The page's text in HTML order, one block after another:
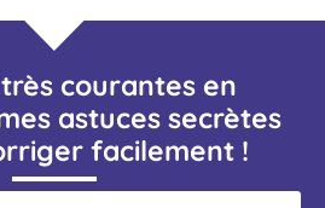
courantes en
astuces secrètes
facilement !